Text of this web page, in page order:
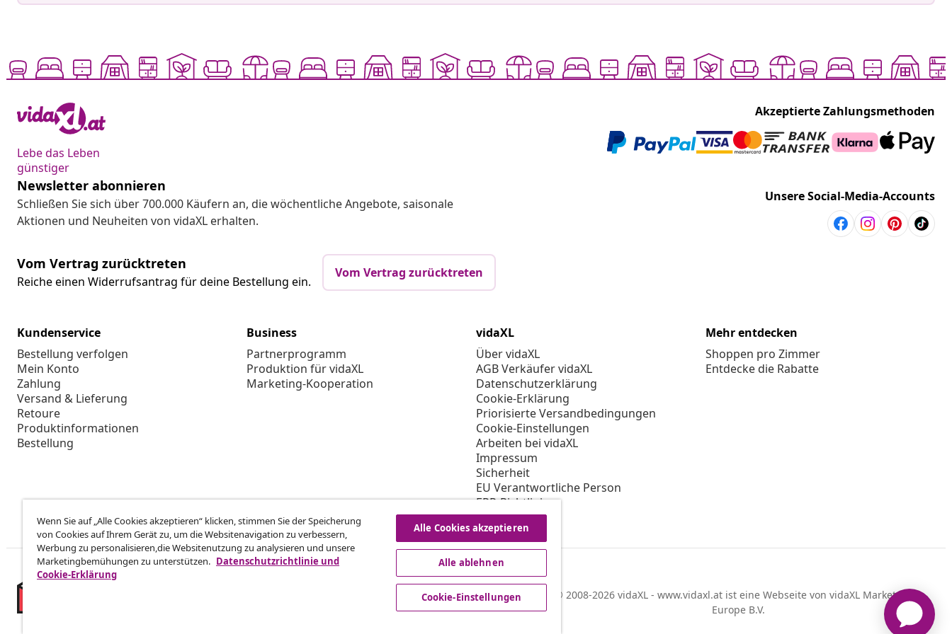
Lebe das Leben
günstiger
Akzeptierte Zahlungsmethoden
Newsletter abonnieren
Schließen Sie sich über 700.000 Käufern an, die wöchentliche Angebote, saisonale
Aktionen und Neuheiten von vidaXL erhalten.
Unsere Social-Media-Accounts
Vom Vertrag zurücktreten
Reiche einen Widerrufsantrag für deine Bestellung ein.
Vom Vertrag zurücktreten
Kundenservice
Bestellung verfolgen
Mein Konto
Zahlung
Versand & Lieferung
Retoure
Produktinformationen
Bestellung
Business
Partnerprogramm
Produktion für vidaXL
Marketing-Kooperation
vidaXL
Über vidaXL
AGB Verkäufer vidaXL
Datenschutzerklärung
Cookie-Erklärung
Priorisierte Versandbedingungen
Cookie-Einstellungen
Arbeiten bei vidaXL
Impressum
Sicherheit
EU Verantwortliche Person
EPR-Richtlinie
Barrierefreiheit
Mehr entdecken
Shoppen pro Zimmer
Entdecke die Rabatte
© 2008-2026 vidaXL - www.vidaxl.at ist eine Webseite von vidaXL Marketplace
Europe B.V.
Wenn Sie auf „Alle Cookies akzeptieren“ klicken, stimmen Sie der Speicherung
von Cookies auf Ihrem Gerät zu, um die Websitenavigation zu verbessern,
Werbung zu personalisieren,die Websitenutzung zu analysieren und unsere
Marketingbemühungen zu unterstützen. Datenschutzrichtlinie und
Cookie-Erklärung
Alle Cookies akzeptieren
Alle ablehnen
Cookie-Einstellungen